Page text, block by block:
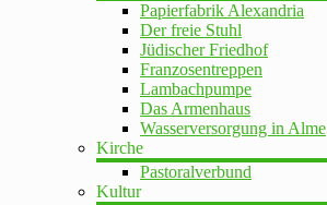
Papierfabrik Alexandria
Der freie Stuhl
Jüdischer Friedhof
Franzosentreppen
Lambachpumpe
Das Armenhaus
Wasserversorgung in Alme
Kirche
Pastoralverbund
Kultur